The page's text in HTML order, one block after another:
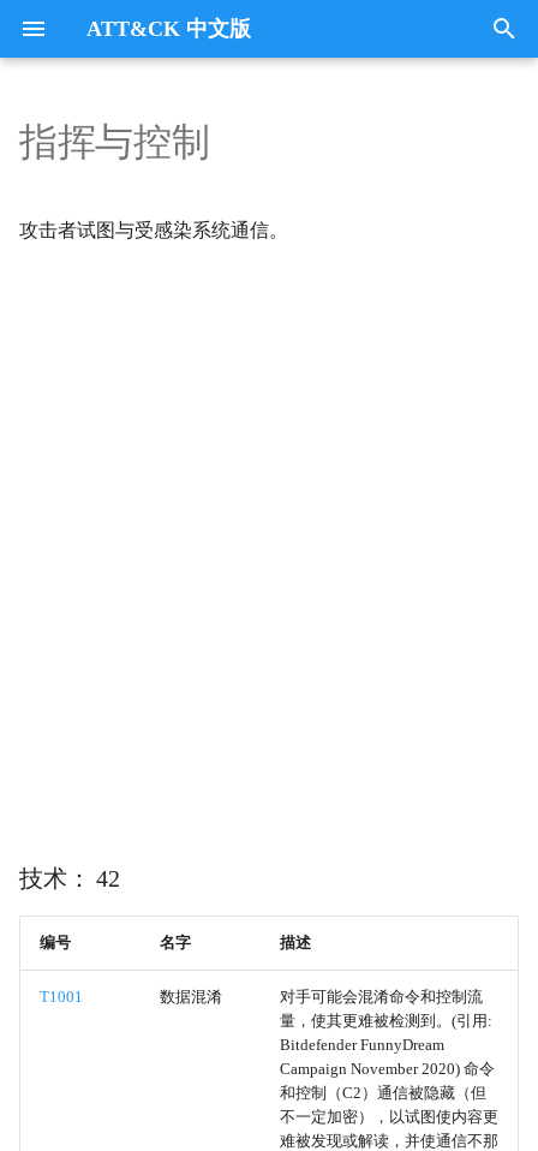
ATT&CK 中文版
入
以
Tactics
技术： 42
垃圾数据
隐写术
操作系统凭证转储
直接卷访问
指挥与控制
攻击者试图与受感染系统通信。
技术： 42
编号 名字 描述
T1001 数据混淆
对手可能会混淆命令和控制流
量，使其更难被检测到。(引用:
Bitdefender FunnyDream
Campaign November 2020) 命令
和控制（C2）通信被隐藏（但
不一定加密），以试图使内容更
难被发现或解读，并使通信不那